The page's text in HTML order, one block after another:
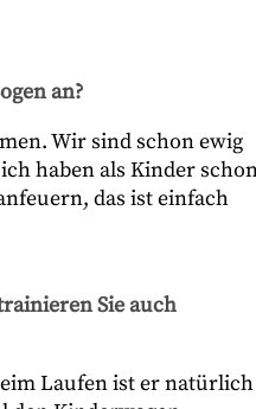
an?
Wir sind schon ewig
haben als Kinder
das ist einfach
Sie auch
Laufen ist er natürlich